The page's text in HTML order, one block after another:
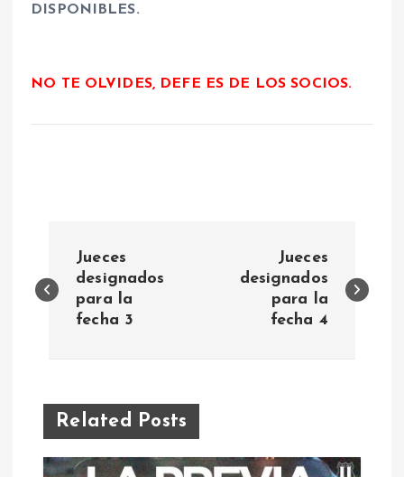
DISPONIBLES.
NO TE OLVIDES, DEFE ES DE LOS SOCIOS.
a
a
Jueces
designados
para la
fecha 3
Jueces
designados
para la
fecha 4
Related Posts